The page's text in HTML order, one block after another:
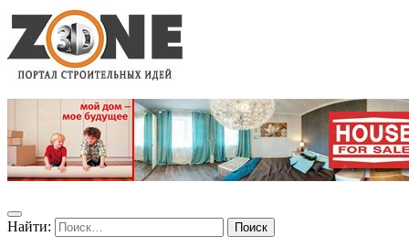
Найти: